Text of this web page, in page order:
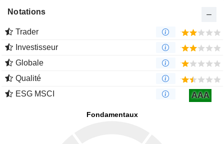
Notations
Trader
Investisseur
Globale
Qualité
ESG MSCI
AAA